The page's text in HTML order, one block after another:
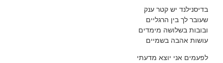
בדיסנילנד יש קטר ענק
שעובר לך בין הרגליים
ובובות בשלושה מימדים
עושות אהבה בשמיים
לפעמים אני יוצא מדעתי